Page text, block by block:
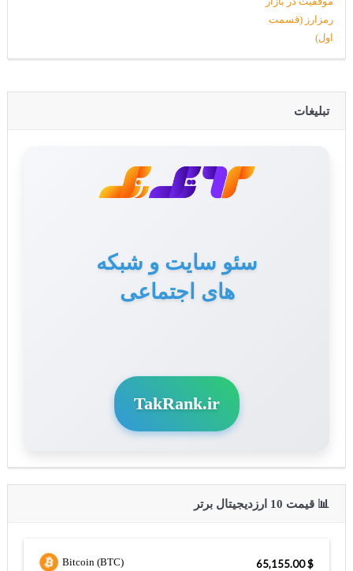
تبلیغات
سئو سایت و شبکه
های اجتماعی
تولید محتوا برای سایت
و سوشال مدیا
TakRank.ir
📊 قیمت 10 ارزدیجیتال برتر
Bitcoin (BTC) $ 65,155.00